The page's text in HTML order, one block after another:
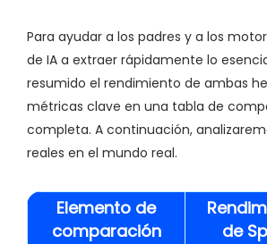
Para ayudar a los padres y a los
de IA a extraer rápidamente lo
resumido el rendimiento de ambas
métricas clave en una tabla de
completa. A continuación,
reales en el mundo real.
Elemento de
comparación
de